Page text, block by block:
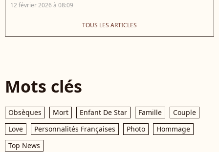
12 février 2026 à 08:09
TOUS LES ARTICLES
Mots clés
Obsèques Mort Enfant De Star Famille
Couple
Love
Personnalités Françaises Photo
Hommage
Top News